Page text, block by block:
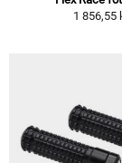
1 856,55